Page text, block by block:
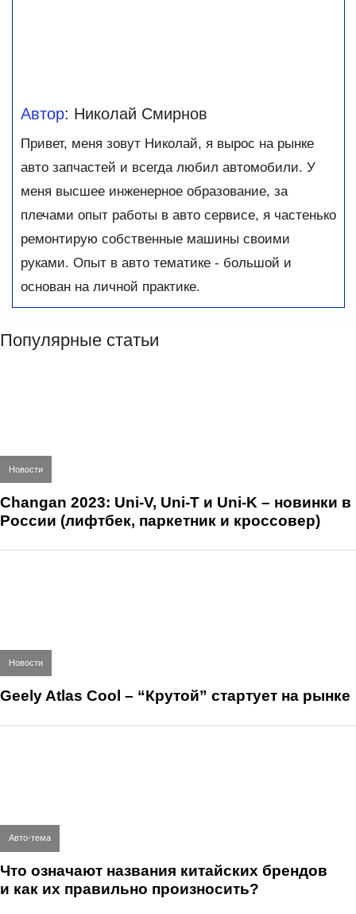
Автор: Николай Смирнов
Привет, меня зовут Николай, я вырос на рынке
авто запчастей и всегда любил автомобили. У
меня высшее инженерное образование, за
плечами опыт работы в авто сервисе, я частенько
ремонтирую собственные машины своими
руками. Опыт в авто тематике - большой и
основан на личной практике.
Популярные статьи
Новости
Changan 2023: Uni-V, Uni-T и Uni-K – новинки в
России (лифтбек, паркетник и кроссовер)
Новости
Geely Atlas Cool – “Крутой” стартует на рынке
Авто-тема
Что означают названия китайских брендов
и как их правильно произносить?